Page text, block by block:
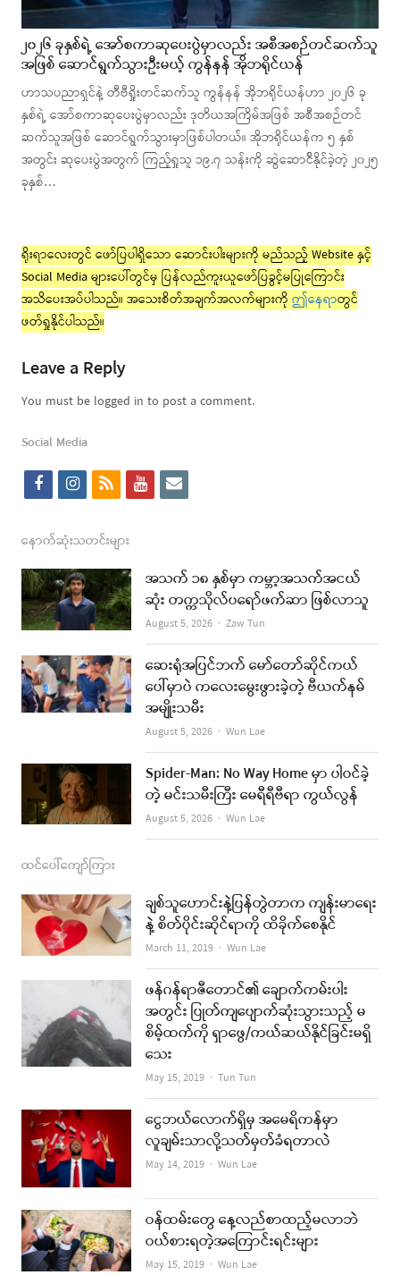
၂၀၂၆ ခုနှစ်ရဲ့ အော်စကာဆုပေးပွဲမှာလည်း အစီအစဉ်တင်ဆက်သူ
အဖြစ် ဆောင်ရွက်သွားဦးမယ့် ကွန်နန် အိုဘရိုင်ယန်
ဟာသပညာရှင်နဲ့ တီဗီရှိုးတင်ဆက်သူ ကွန်နန် အိုဘရိုင်ယန်ဟာ ၂၀၂၆ ခု
နှစ်ရဲ့ အော်စကာဆုပေးပွဲမှာလည်း ဒုတိယအကြိမ်အဖြစ် အစီအစဉ်တင်
ဆက်သူအဖြစ် ဆောင်ရွက်သွားမှာဖြစ်ပါတယ်။ အိုဘရိုင်ယန်က ၅ နှစ်
အတွင်း ဆုပေးပွဲအတွက် ကြည့်ရှုသူ ၁၉.၇ သန်းကို ဆွဲဆောင်ိနိုင်ခဲ့တဲ့ ၂၀၂၅
ခုနှစ်…
ရိုးရာလေးတွင် ဖော်ပြပါရှိသော ဆောင်းပါးများကို မည်သည့် Website နှင့်
Social Media များပေါ်တွင်မှ ပြန်လည်ကူးယူဖော်ပြခွင့်မပြုကြောင်း
အသိပေးအပ်ပါသည်။ အသေးစိတ်အချက်အလက်များကို ဤနေရာတွင်
ဖတ်ရှုနိုင်ပါသည်။
Leave a Reply
You must be logged in to post a comment.
Social Media
f
c
e
b
o
o
k
i
s
t
a
g
r
a
m
r
s
y
t
u
b
e
i
l
နောက်ဆုံးသတင်းများ
အသက် ၁၈ နှစ်မှာ ကမ္ဘာ့အသက်အငယ်
ဆုံး တက္ကသိုလ်ပရော်ဖက်ဆာ ဖြစ်လာသူ
August 5, 2026 Author
Zaw Tun
ဆေးရုံအပြင်ဘက် မော်တော်ဆိုင်ကယ်
ပေါ်မှာပဲ ကလေးမွေးဖွားခဲ့တဲ့ ဗီယက်နမ်
အမျိုးသမီး
August 5, 2026 Author
Wun Lae
Spider-Man: No Way Home မှာ ပါဝင်ခဲ့
တဲ့ မင်းသမီးကြီး မေရီရီဗီရာ ကွယ်လွန်
August 5, 2026 Author
Wun Lae
ထင်ပေါ်ကျော်ကြား
ချစ်သူဟောင်းနဲ့ပြန်တွဲတာက ကျန်းမာရေး
နဲ့ စိတ်ပိုင်းဆိုင်ရာကို ထိခိုက်စေနိုင်
March 11, 2019 Author
Wun Lae
ဖန်ဂန်ရာဇီတောင်၏ ချောက်ကမ်းပါး
အတွင်း ပြုတ်ကျပျောက်ဆုံးသွားသည့် မ
စိမ့်ထက်ကို ရှာဖွေ/ကယ်ဆယ်နိုင်ခြင်းမရှိ
သေး
May 15, 2019 Author
Tun Tun
ငွေဘယ်လောက်ရှိမှ အမေရိကန်မှာ
လူချမ်းသာလို့သတ်မှတ်ခံရတာလဲ
May 14, 2019 Author
Wun Lae
ဝန်ထမ်းတွေ နေ့လည်စာထည့်မလာဘဲ
ဝယ်စားရတဲ့အကြောင်းရင်းများ
May 15, 2019 Author
Wun Lae